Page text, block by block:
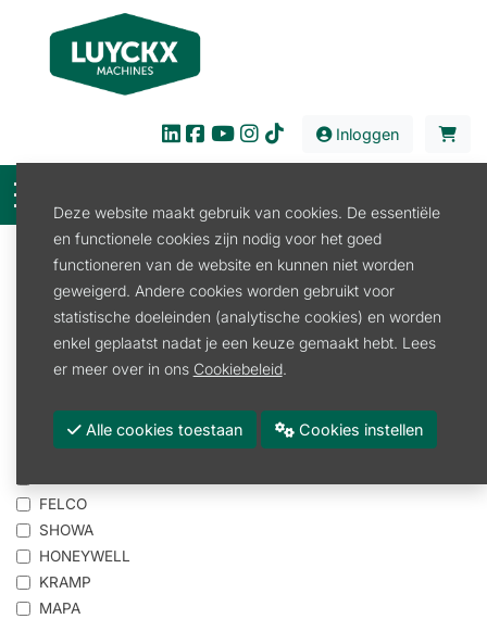
Inloggen
Filter
Verkoop
Veiligheid
Werkhandschoen
Promoties
Merk
FELCO
SHOWA
HONEYWELL
KRAMP
MAPA
Deze website maakt gebruik van cookies. De essentiële
en functionele cookies zijn nodig voor het goed
functioneren van de website en kunnen niet worden
geweigerd. Andere cookies worden gebruikt voor
statistische doeleinden (analytische cookies) en worden
enkel geplaatst nadat je een keuze gemaakt hebt. Lees
er meer over in ons Cookiebeleid.
Alle cookies toestaan Cookies instellen